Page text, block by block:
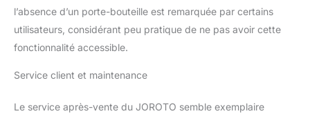
l’absence d’un porte-bouteille est remarquée par certains
utilisateurs, considérant peu pratique de ne pas avoir cette
fonctionnalité accessible.
Service client et maintenance
Le service après-vente du JOROTO semble exemplaire